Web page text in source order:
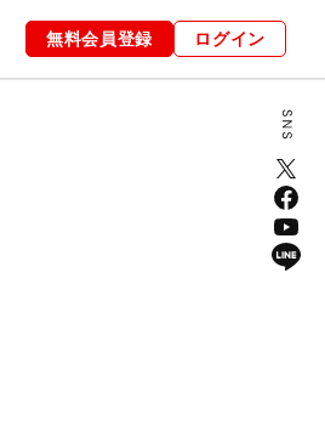
編集部 お知らせ
無料会員登録 ログイン